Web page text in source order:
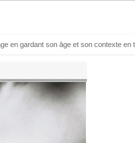
en gardant son âge et son contexte en